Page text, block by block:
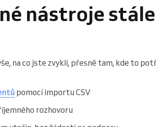
nástroje
na co jste zvyklí, přesně tam, kde to
pomocí importu CSV
rozhovoru